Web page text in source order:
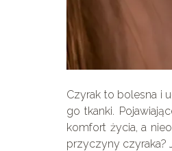
Czyrak to bolesna i
go tkanki.
komfort życia, a
przyczyny czyraka?